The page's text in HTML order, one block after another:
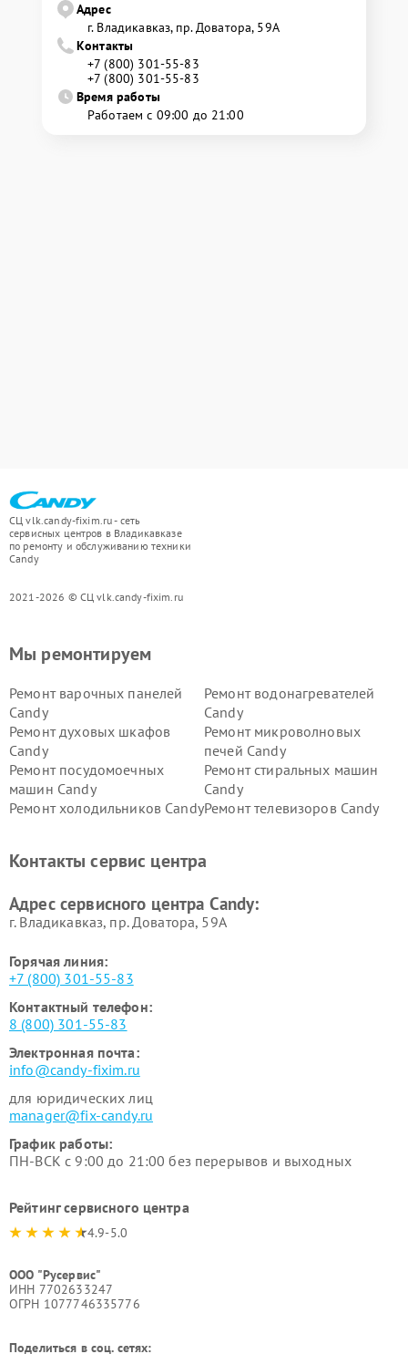
Адрес
г. Владикавказ, пр. Доватора, 59А
Контакты
+7 (800) 301-55-83
+7 (800) 301-55-83
Время работы
Работаем с 09:00 до 21:00
СЦ vlk.candy-fixim.ru - сеть
сервисных центров в Владикавказе
по ремонту и обслуживанию техники
Candy
2021-2026 © СЦ vlk.candy-fixim.ru
Мы ремонтируем
Ремонт варочных панелей
Candy
Ремонт водонагревателей
Candy
Ремонт духовых шкафов
Candy
Ремонт микроволновых
печей Candy
Ремонт посудомоечных
машин Candy
Ремонт стиральных машин
Candy
Ремонт холодильников CandyРемонт телевизоров Candy
Контакты сервис центра
Адрес сервисного центра Candy:
г. Владикавказ, пр. Доватора, 59А
Горячая линия:
+7 (800) 301-55-83
Контактный телефон:
8 (800) 301-55-83
Электронная почта:
info@candy-fixim.ru
для юридических лиц
manager@fix-candy.ru
График работы:
ПН-ВСК с 9:00 до 21:00 без перерывов и выходных
Рейтинг сервисного центра
4.9-5.0
ООО "Русервис"
ИНН 7702633247
ОГРН 1077746335776
Поделиться в соц. сетях: